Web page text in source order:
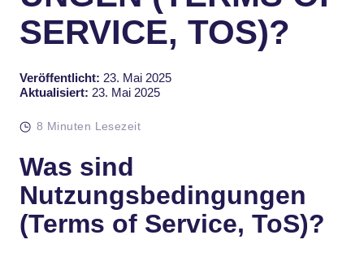
SERVICE, TOS)?
Veröffentlicht: 23. Mai 2025
Aktualisiert: 23. Mai 2025
8 Minuten Lesezeit
Was sind
Nutzungsbedingungen
(Terms of Service, ToS)?